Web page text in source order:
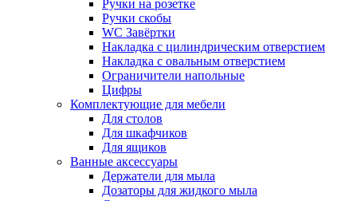
Ручки на розетке
Ручки скобы
WC Завёртки
Накладка с цилиндрическим отверстием
Накладка с овальным отверстием
Ограничители напольные
Цифры
Комплектующие для мебели
Для столов
Для шкафчиков
Для ящиков
Ванные аксессуары
Держатели для мыла
Дозаторы для жидкого мыла